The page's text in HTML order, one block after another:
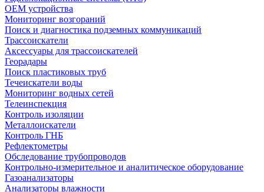
OEM устройства
Мониторинг возгораний
Поиск и диагностика подземных коммуникаций
Трассоискатели
Аксессуары для трассоискателей
Георадары
Поиск пластиковых труб
Течеискатели воды
Мониторинг водных сетей
Телеинспекция
Контроль изоляции
Металлоискатели
Контроль ГНБ
Рефлектометры
Обследование трубопроводов
Контрольно-измерительное и аналитическое оборудование
Газоанализаторы
Анализаторы влажности